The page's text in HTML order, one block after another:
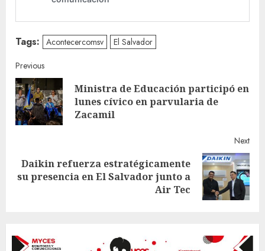
Tags: Acontecercomsv El Salvador
Continue
Reading
Previous
Ministra de Educación participó en
lunes cívico en parvularia de
Zacamil
Next
Next
post:
Daikin refuerza estratégicamente
su presencia en El Salvador junto a
Air Tec